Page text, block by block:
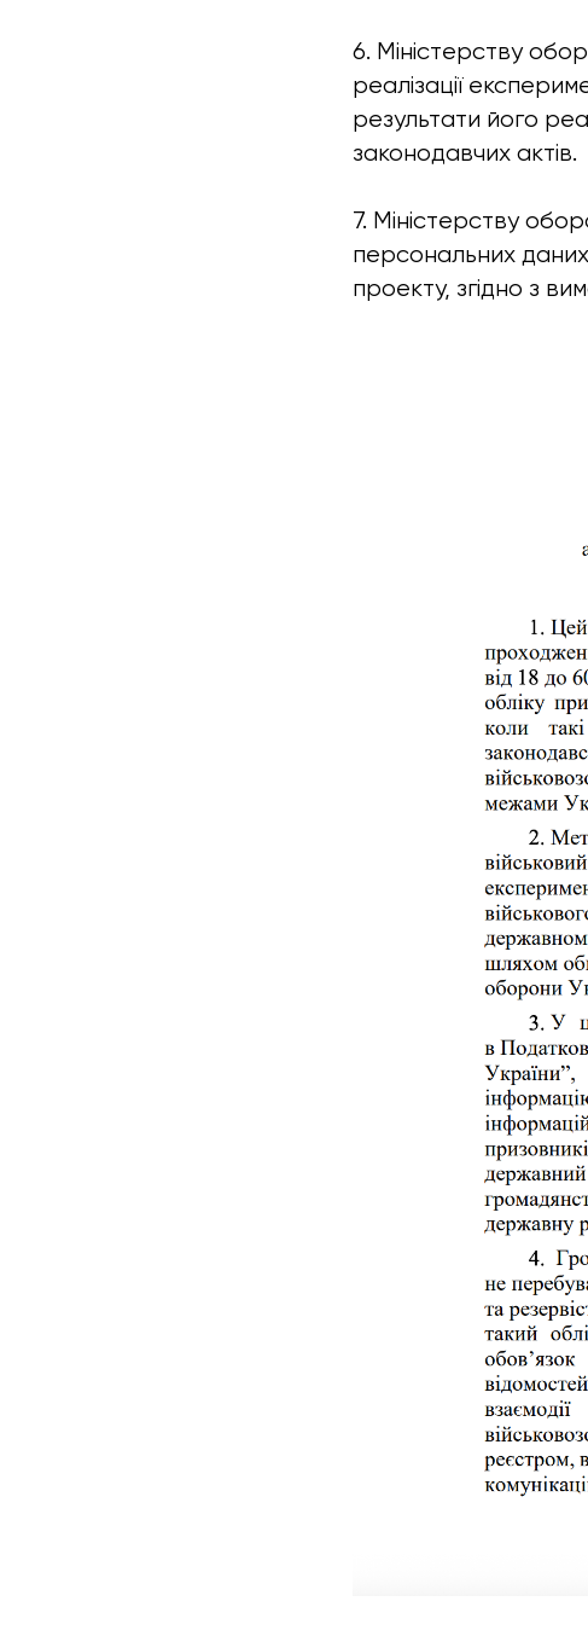
6. Міністерству
реалізації
результати його
законодавчих актів.
7. Міністерству
персональних
проекту, згідно з